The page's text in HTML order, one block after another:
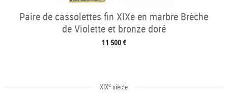
Paire de cassolettes fin XIXe en marbre Brèche
de Violette et bronze doré
11 500 €
XIXe siècle